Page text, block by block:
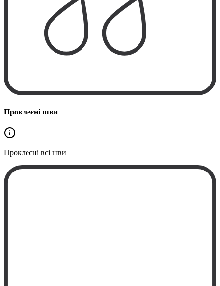
Проклеєні шви
Проклеєні всі шви